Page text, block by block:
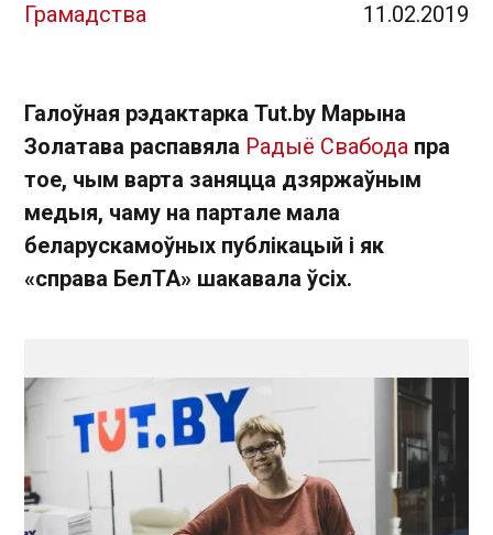
Грамадства 11.02.2019
Галоўная рэдактарка Tut.by Марына
Золатава распавяла Радыё Свабода пра
тое, чым варта заняцца дзяржаўным
медыя, чаму на партале мала
беларускамоўных публікацый і як
«справа БелТА» шакавала ўсіх.